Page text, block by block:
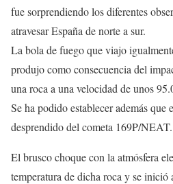
fue sorprendiendo los diferentes
atravesar España de norte a sur.
La bola de fuego que viajo
produjo como consecuencia del
una roca a una velocidad de unos
Se ha podido establecer además que
desprendido del cometa 169P/NEAT.
El brusco choque con la atmósfera
temperatura de dicha roca y se inició